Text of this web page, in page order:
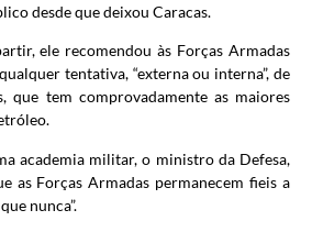
desde que deixou Caracas.
ele recomendou às Forças Armadas
tentativa, “externa ou interna”, de
que tem comprovadamente as maiores
academia militar, o ministro da Defesa,
as Forças Armadas permanecem fieis a
nunca”.